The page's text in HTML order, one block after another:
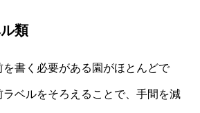
類
書く必要がある園がほとんどで
ベルをそろえることで、手間を減